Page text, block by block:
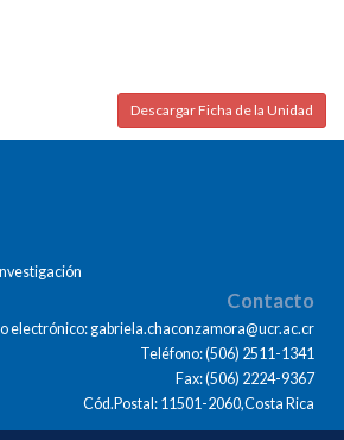
Descargar Ficha de la Unidad
Contacto
electrónico: gabriela.chaconzamora@ucr.ac.cr
Teléfono: (506) 2511-1341
Fax: (506) 2224-9367
Cód.Postal: 11501-2060,Costa Rica